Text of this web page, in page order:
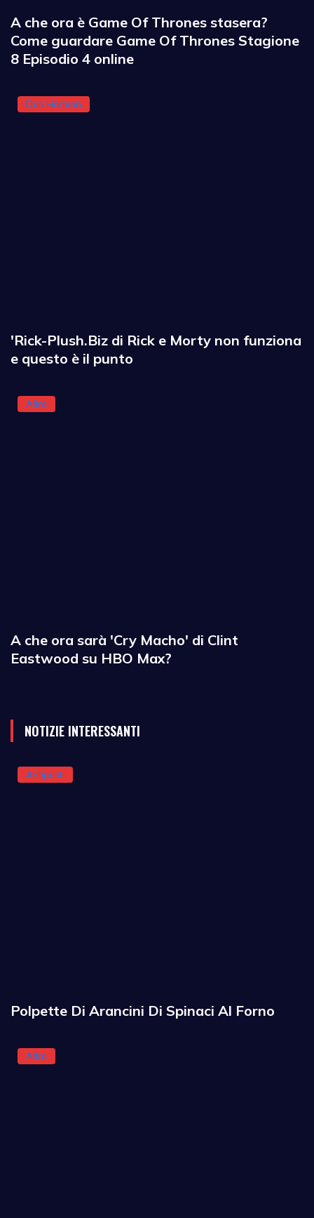
A che ora è Game Of Thrones stasera?
Come guardare Game Of Thrones Stagione
8 Episodio 4 online
Dan Harmon
'Rick-Plush.Biz di Rick e Morty non funziona
e questo è il punto
Altro
A che ora sarà 'Cry Macho' di Clint
Eastwood su HBO Max?
NOTIZIE INTERESSANTI
Antipasti
Polpette Di Arancini Di Spinaci Al Forno
Altro